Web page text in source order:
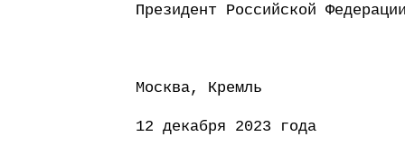
Президент
Москва, Кремль
12 декабря 2023 года